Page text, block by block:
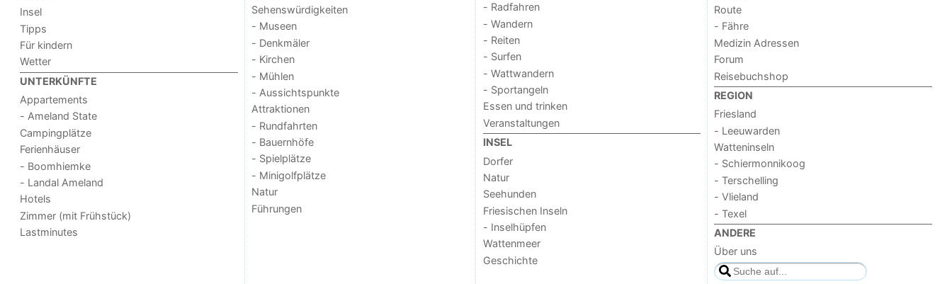
Insel
Tipps
Für kindern
Wetter
UNTERKÜNFTE
Appartements
- Ameland State
Campingplätze
Ferienhäuser
- Boomhiemke
- Landal Ameland
Hotels
Zimmer (mit Frühstück)
Lastminutes
Sehenswürdigkeiten
- Museen
- Denkmäler
- Kirchen
- Mühlen
- Aussichtspunkte
Attraktionen
- Rundfahrten
- Bauernhöfe
- Spielplätze
- Minigolfplätze
Natur
Führungen
- Radfahren
- Wandern
- Reiten
- Surfen
- Wattwandern
- Sportangeln
Essen und trinken
Veranstaltungen
INSEL
Dorfer
Natur
Seehunden
Friesischen Inseln
- Inselhüpfen
Wattenmeer
Geschichte
Route
- Fähre
Medizin Adressen
Forum
Reisebuchshop
REGION
Friesland
- Leeuwarden
Watteninseln
- Schiermonnikoog
- Terschelling
- Vlieland
- Texel
ANDERE
Über uns